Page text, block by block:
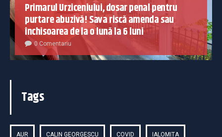
Primarul Urziceniului, dosar penal pentru
purtare abuzivă! Sava riscă amenda sau
închisoarea de la o lună la 6 luni
0 Comentariu
Tags
AUR CALIN GEORGESCU COVID IALOMITA